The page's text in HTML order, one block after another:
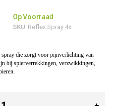
Op Voorraad
SKU Reflex Spray 4x
spray die zorgt voor pijnverlichting van
bij spierverrekkingen, verzwikkingen,